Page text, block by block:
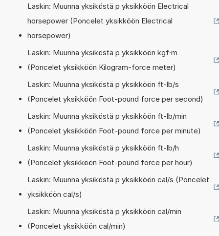
Laskin: Muunna yksiköstä p yksikköön Electrical
horsepower (Poncelet yksikköön Electrical
horsepower)
Laskin: Muunna yksiköstä p yksikköön kgf·m
(Poncelet yksikköön Kilogram-force meter)
Laskin: Muunna yksiköstä p yksikköön ft-lb/s
(Poncelet yksikköön Foot-pound force per second)
Laskin: Muunna yksiköstä p yksikköön ft-lb/min
(Poncelet yksikköön Foot-pound force per minute)
Laskin: Muunna yksiköstä p yksikköön ft-lb/h
(Poncelet yksikköön Foot-pound force per hour)
Laskin: Muunna yksiköstä p yksikköön cal/s (Poncelet
yksikköön cal/s)
Laskin: Muunna yksiköstä p yksikköön cal/min
(Poncelet yksikköön cal/min)